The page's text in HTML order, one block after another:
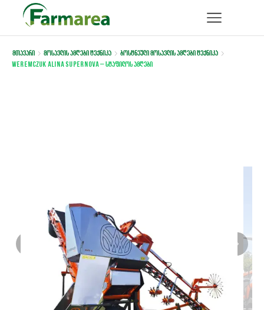
მთავარი მოსავლის ამღები ტექნიკა
ბოსტნეული მოსავლის ამღები ტექნიკა
Weremczuk ALINA SUPERNOVA – სტაფილოს ამღები